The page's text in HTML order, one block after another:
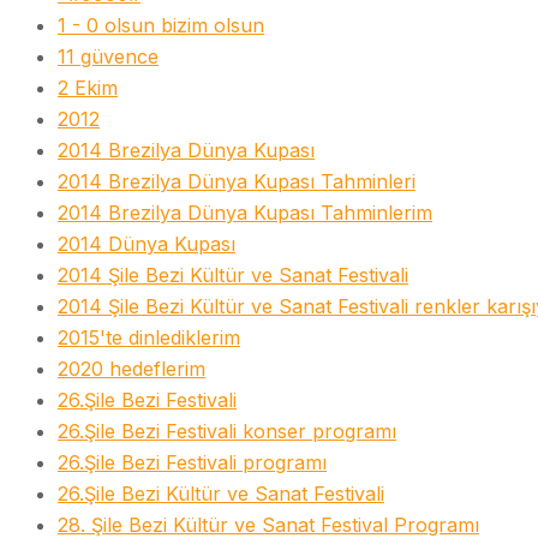
1 - 0 olsun bizim olsun
11 güvence
2 Ekim
2012
2014 Brezilya Dünya Kupası
2014 Brezilya Dünya Kupası Tahminleri
2014 Brezilya Dünya Kupası Tahminlerim
2014 Dünya Kupası
2014 Şile Bezi Kültür ve Sanat Festivali
2014 Şile Bezi Kültür ve Sanat Festivali renkler
2015'te dinlediklerim
2020 hedeflerim
26.Şile Bezi Festivali
26.Şile Bezi Festivali konser programı
26.Şile Bezi Festivali programı
26.Şile Bezi Kültür ve Sanat Festivali
28. Şile Bezi Kültür ve Sanat Festival Programı